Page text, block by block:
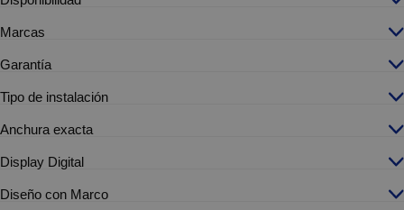
Marcas
Garantía
Tipo de instalación
Anchura exacta
Display Digital
Diseño con Marco